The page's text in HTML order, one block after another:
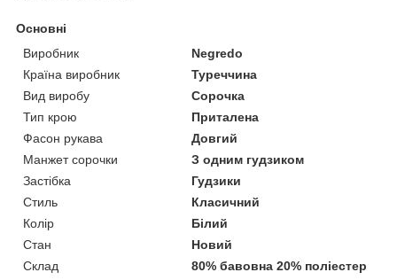
Основні
Виробник
Negredo
Країна виробник
Туреччина
Вид виробу
Сорочка
Тип крою
Приталена
Фасон рукава
Довгий
Манжет сорочки
З одним гудзиком
Застібка
Гудзики
Стиль
Класичний
Колір
Білий
Стан
Новий
Склад
80% бавовна 20% поліестер